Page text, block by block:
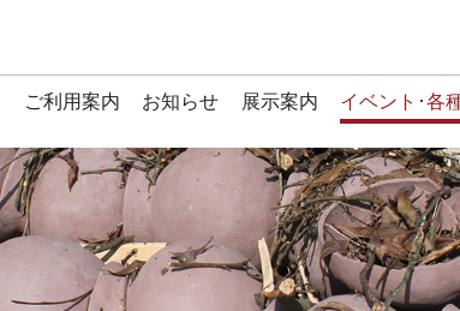
ご利用案内 お知らせ 展示案内 イベント･各